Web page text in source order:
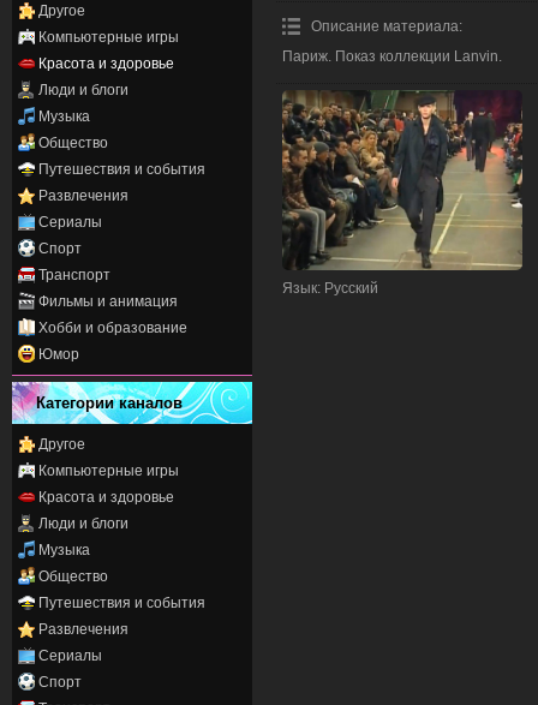
Другое
Компьютерные игры
Красота и здоровье
Люди и блоги
Музыка
Общество
Путешествия и события
Развлечения
Сериалы
Спорт
Транспорт
Фильмы и анимация
Хобби и образование
Юмор
Категории каналов
Другое
Компьютерные игры
Красота и здоровье
Люди и блоги
Музыка
Общество
Путешествия и события
Развлечения
Сериалы
Спорт
Описание материала:
Париж. Показ коллекции Lanvin.
Язык: Русский